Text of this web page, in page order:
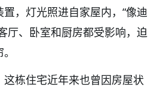
，灯光照进自家屋内，“像迪
厅、卧室和厨房都受影响，迫
这栋住宅近年来也曾因房屋状